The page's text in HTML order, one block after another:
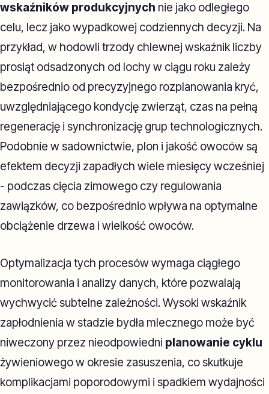
wskaźników produkcyjnych nie jako odległego
celu, lecz jako wypadkowej codziennych decyzji. Na
przykład, w hodowli trzody chlewnej wskaźnik liczby
prosiąt odsadzonych od lochy w ciągu roku zależy
bezpośrednio od precyzyjnego rozplanowania kryć,
uwzględniającego kondycję zwierząt, czas na pełną
regenerację i synchronizację grup technologicznych.
Podobnie w sadownictwie, plon i jakość owoców są
efektem decyzji zapadłych wiele miesięcy wcześniej
- podczas cięcia zimowego czy regulowania
zawiązków, co bezpośrednio wpływa na optymalne
obciążenie drzewa i wielkość owoców.
Optymalizacja tych procesów wymaga ciągłego
monitorowania i analizy danych, które pozwalają
wychwycić subtelne zależności. Wysoki wskaźnik
zapłodnienia w stadzie bydła mlecznego może być
niweczony przez nieodpowiedni planowanie cyklu
żywieniowego w okresie zasuszenia, co skutkuje
komplikacjami poporodowymi i spadkiem wydajności